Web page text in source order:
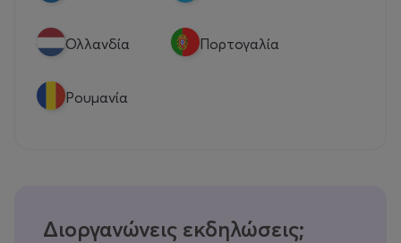
Ολλανδία Πορτογαλία
Ρουμανία
Διοργανώνεις εκδηλώσεις;